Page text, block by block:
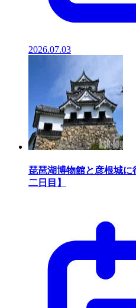
2026.07.03
琵琶湖博物館と彦根城
二日目】